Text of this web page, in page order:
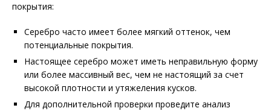
покрытия:
Серебро часто имеет более мягкий оттенок, чем
потенциальные покрытия.
Настоящее серебро может иметь неправильную форму
или более массивный вес, чем не настоящий за счет
высокой плотности и утяжеления кусков.
Для дополнительной проверки проведите анализ